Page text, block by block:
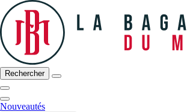
Rechercher
Nouveautés